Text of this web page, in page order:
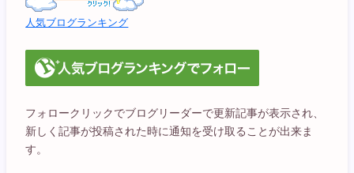
人気ブログランキング
フォロークリックでブログリーダーで更新記事が表示され、
新しく記事が投稿された時に通知を受け取ることが出来ま
す。